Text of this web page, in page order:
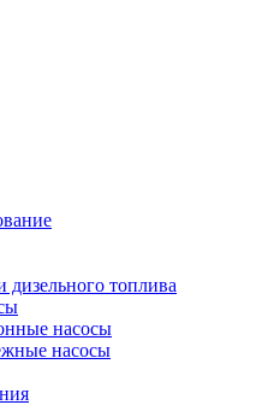
дизельного топлива
насосы
насосы